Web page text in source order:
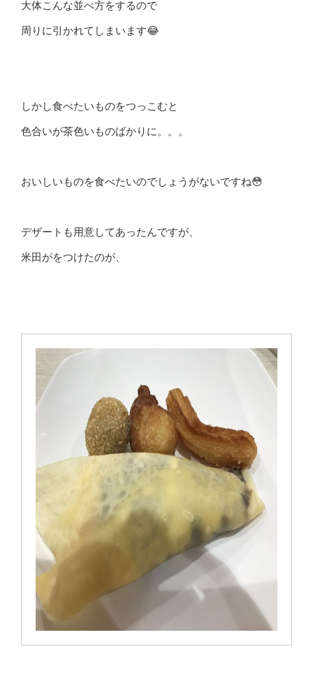
大体こんな並べ方をするので
周りに引かれてしまいます😂
しかし食べたいものをつっこむと
色合いが茶色いものばかりに。。。
おいしいものを食べたいのでしょうがないですね😳
デザートも用意してあったんですが、
米田がをつけたのが、